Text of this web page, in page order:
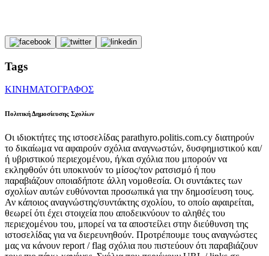
Tags
ΚΙΝΗΜΑΤΟΓΡΑΦΟΣ
Πολιτική Δημοσίευσης Σχολίων
Οι ιδιοκτήτες της ιστοσελίδας parathyro.politis.com.cy διατηρούν
το δικαίωμα να αφαιρούν σχόλια αναγνωστών, δυσφημιστικού και/
ή υβριστικού περιεχομένου, ή/και σχόλια που μπορούν να
εκληφθούν ότι υποκινούν το μίσος/τον ρατσισμό ή που
παραβιάζουν οποιαδήποτε άλλη νομοθεσία. Οι συντάκτες των
σχολίων αυτών ευθύνονται προσωπικά για την δημοσίευση τους.
Αν κάποιος αναγνώστης/συντάκτης σχολίου, το οποίο αφαιρείται,
θεωρεί ότι έχει στοιχεία που αποδεικνύουν το αληθές του
περιεχομένου του, μπορεί να τα αποστείλει στην διεύθυνση της
ιστοσελίδας για να διερευνηθούν. Προτρέπουμε τους αναγνώστες
μας να κάνουν report / flag σχόλια που πιστεύουν ότι παραβιάζουν